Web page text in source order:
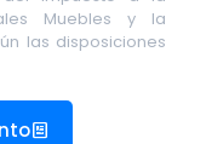
Muebles y la
las disposiciones